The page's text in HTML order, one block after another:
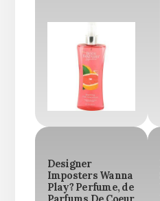
Designer
Imposters Wanna
Play? Perfume, de